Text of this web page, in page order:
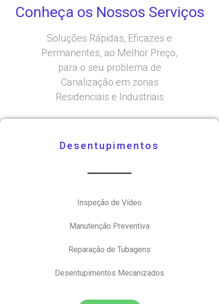
Conheça os Nossos Serviços
Soluções Rápidas, Eficazes e
Permanentes, ao Melhor Preço,
para o seu problema de
Canalização em zonas
Residenciais e Industriais
Desentupimentos
Inspeção de Vídeo
Manutenção Preventiva
Reparação de Tubagens
Desentupimentos Mecanizados